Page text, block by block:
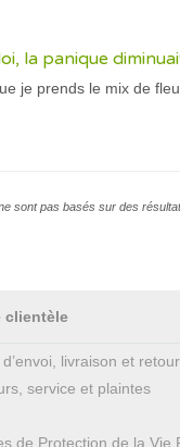
la panique
je prends le mix de
sont pas basés sur des
clientèle
livraison et retour
service et plaintes
de Protection de la Vie